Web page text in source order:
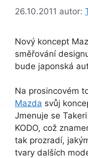
26.10.2011 autor:
Nový koncept
směřování
bude japonská
Na prosincovém
Mazda svůj
Jmenuje se
KODO, což
tak prozradí,
tvary dalších